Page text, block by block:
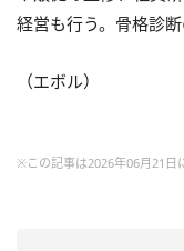
経営も行う。骨格診断
（エボル）
※この記事は2026年06月21日